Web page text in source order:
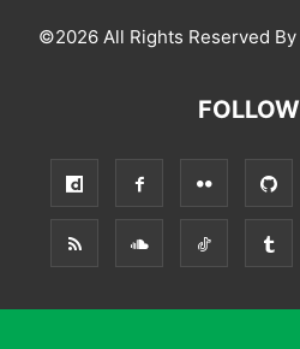
©2026 All Rights Reserved